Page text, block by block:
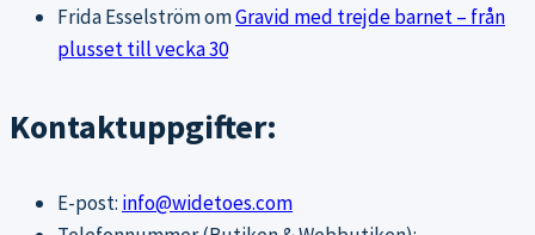
Frida EsselströmomGravid med trejde barnet – från
plusset till vecka 30
Kontaktuppgifter:
E-post: info@widetoes.com